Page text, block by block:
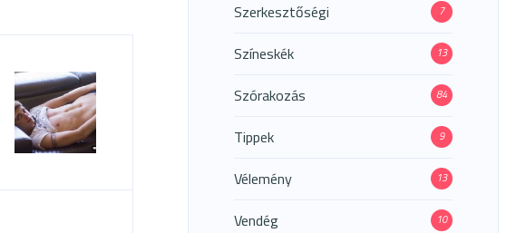
Szerkesztőségi 7
Színeskék 13
Szórakozás 84
Tippek 9
Vélemény 13
Vendég 10